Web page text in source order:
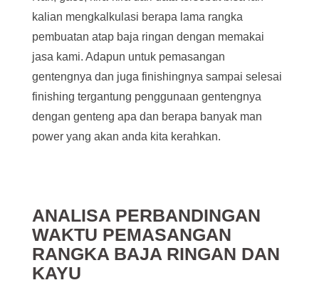
kalian mengkalkulasi berapa lama rangka
pembuatan atap baja ringan dengan memakai
jasa kami. Adapun untuk pemasangan
gentengnya dan juga finishingnya sampai selesai
finishing tergantung penggunaan gentengnya
dengan genteng apa dan berapa banyak man
power yang akan anda kita kerahkan.
ANALISA PERBANDINGAN
WAKTU PEMASANGAN
RANGKA BAJA RINGAN DAN
KAYU